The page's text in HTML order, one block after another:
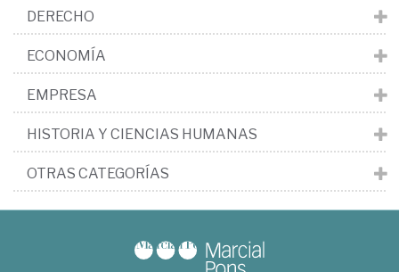
DERECHO
ECONOMÍA
EMPRESA
HISTORIA Y CIENCIAS HUMANAS
OTRAS CATEGORÍAS